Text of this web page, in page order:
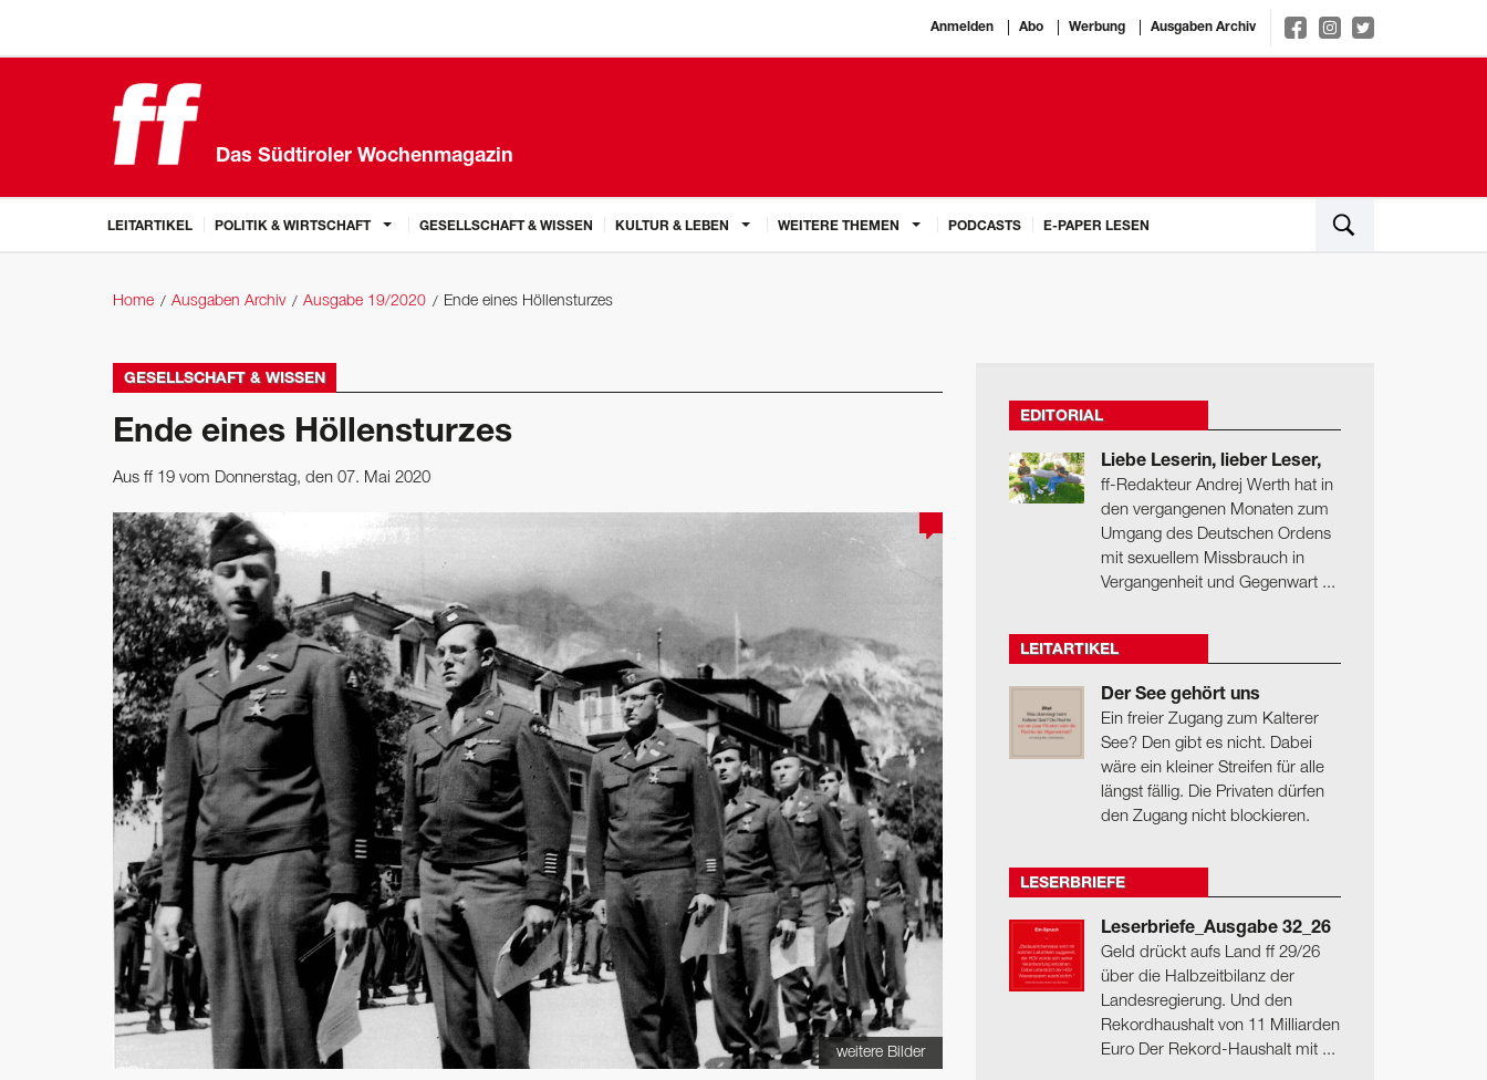
Anmelden Abo Werbung Ausgaben Archiv
Das Südtiroler Wochenmagazin
LEITARTIKEL POLITIK & WIRTSCHAFT GESELLSCHAFT & WISSEN KULTUR & LEBEN WEITERE THEMEN PODCASTS E-PAPER LESEN
Home Ausgaben Archiv Ausgabe 19/2020 Ende eines Höllensturzes
GESELLSCHAFT & WISSEN
Ende eines Höllensturzes
Aus ff 19 vom Donnerstag, den 07. Mai 2020
weitere Bilder
EDITORIAL
Liebe Leserin, lieber Leser,
ff-Redakteur Andrej Werth hat in
den vergangenen Monaten zum
Umgang des Deutschen Ordens
mit sexuellem Missbrauch in
Vergangenheit und Gegenwart ...
LEITARTIKEL
Der See gehört uns
Ein freier Zugang zum Kalterer
See? Den gibt es nicht. Dabei
wäre ein kleiner Streifen für alle
längst fällig. Die Privaten dürfen
den Zugang nicht blockieren.
LESERBRIEFE
Leserbriefe_Ausgabe 32_26
Geld drückt aufs Land ff 29/26
über die Halbzeitbilanz der
Landesregierung. Und den
Rekordhaushalt von 11 Milliarden
Euro Der Rekord-Haushalt mit ...